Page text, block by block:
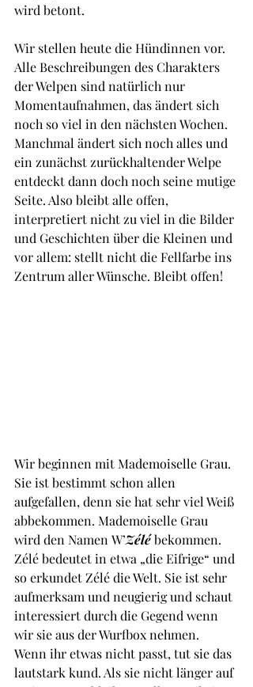
wird betont.
Wir stellen heute die Hündinnen vor.
Alle Beschreibungen des Charakters
der Welpen sind natürlich nur
Momentaufnahmen, das ändert sich
noch so viel in den nächsten Wochen.
Manchmal ändert sich noch alles und
ein zunächst zurückhaltender Welpe
entdeckt dann doch noch seine mutige
Seite. Also bleibt alle offen,
interpretiert nicht zu viel in die Bilder
und Geschichten über die Kleinen und
vor allem: stellt nicht die Fellfarbe ins
Zentrum aller Wünsche. Bleibt offen!
Wir beginnen mit Mademoiselle Grau.
Sie ist bestimmt schon allen
aufgefallen, denn sie hat sehr viel Weiß
abbekommen. Mademoiselle Grau
wird den Namen W’Zélé bekommen.
Zélé bedeutet in etwa „die Eifrige“ und
so erkundet Zélé die Welt. Sie ist sehr
aufmerksam und neugierig und schaut
interessiert durch die Gegend wenn
wir sie aus der Wurfbox nehmen.
Wenn ihr etwas nicht passt, tut sie das
lautstark kund. Als sie nicht länger auf